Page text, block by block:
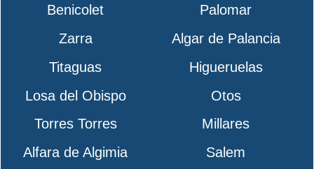
Benicolet
Palomar
Zarra
Algar de Palancia
Titaguas
Higueruelas
Losa del Obispo
Otos
Torres Torres
Millares
Alfara de Algimia
Salem